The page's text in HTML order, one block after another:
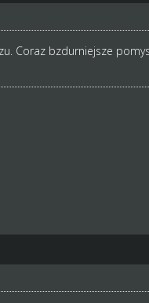
Coraz bzdurniejsze